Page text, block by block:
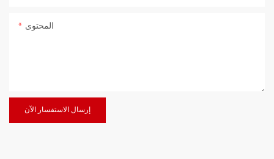
المحتوى
إرسال الاستفسار الآن